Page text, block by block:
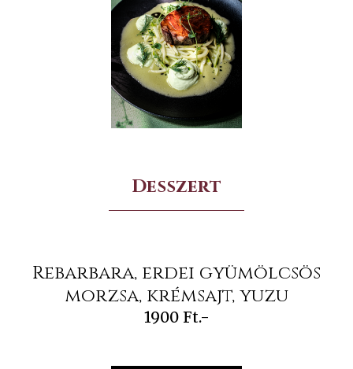
Desszert
Rebarbara, erdei gyümölcsös
morzsa, krémsajt, yuzu
1900 Ft.-